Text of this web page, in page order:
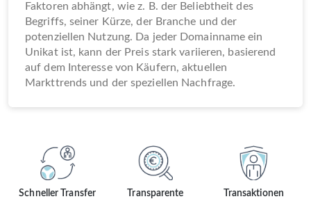
Schneller Transfer
Transparente
Transaktionen
Faktoren abhängt, wie z. B. der Beliebtheit des
Begriffs, seiner Kürze, der Branche und der
potenziellen Nutzung. Da jeder Domainname ein
Unikat ist, kann der Preis stark variieren, basierend
auf dem Interesse von Käufern, aktuellen
Markttrends und der speziellen Nachfrage.